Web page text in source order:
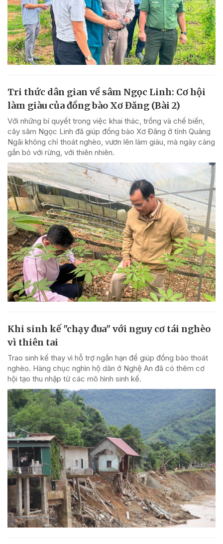
Tri thức dân gian về sâm Ngọc Linh: Cơ hội
làm giàu của đồng bào Xơ Đăng (Bài 2)
Với những bí quyết trong việc khai thác, trồng và chế biến,
cây sâm Ngọc Linh đã giúp đồng bào Xơ Đăng ở tỉnh Quảng
Ngãi không chỉ thoát nghèo, vươn lên làm giàu, mà ngày càng
gắn bó với rừng, với thiên nhiên.
Khi sinh kế "chạy đua" với nguy cơ tái nghèo
vì thiên tai
Trao sinh kế thay vì hỗ trợ ngắn hạn để giúp đồng bào thoát
nghèo. Hàng chục nghìn hộ dân ở Nghệ An đã có thêm cơ
hội tạo thu nhập từ các mô hình sinh kế.